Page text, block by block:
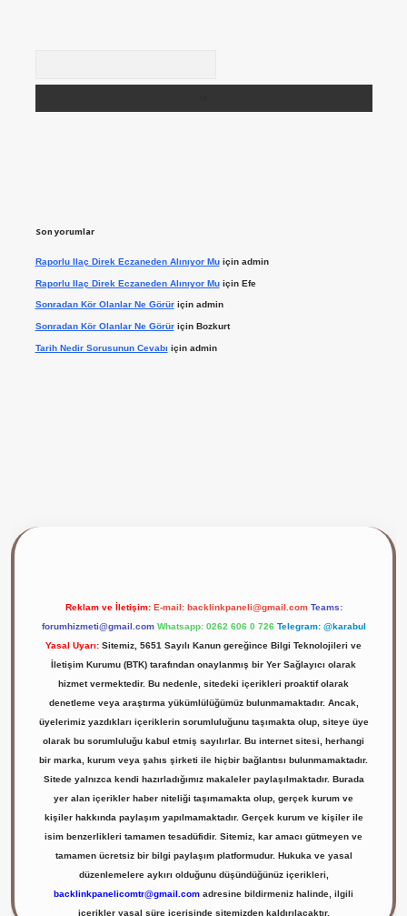
Son yorumlar
Raporlu Ilaç Direk Eczaneden Alınıyor Muiçin admin
Raporlu Ilaç Direk Eczaneden Alınıyor Muiçin Efe
Sonradan Kör Olanlar Ne Görüriçin admin
Sonradan Kör Olanlar Ne Görüriçin Bozkurt
Tarih Nedir Sorusunun Cevabı için admin
Reklam ve İletişim: E-mail: backlinkpaneli@gmail.com Teams:
forumhizmeti@gmail.com Whatsapp: 0262 606 0 726 Telegram: @karabul
Yasal Uyarı: Sitemiz, 5651 Sayılı Kanun gereğince Bilgi Teknolojileri ve
İletişim Kurumu (BTK) tarafından onaylanmış bir Yer Sağlayıcı olarak
hizmet vermektedir. Bu nedenle, sitedeki içerikleri proaktif olarak
denetleme veya araştırma yükümlülüğümüz bulunmamaktadır. Ancak,
üyelerimiz yazdıkları içeriklerin sorumluluğunu taşımakta olup, siteye üye
olarak bu sorumluluğu kabul etmiş sayılırlar. Bu internet sitesi, herhangi
bir marka, kurum veya şahıs şirketi ile hiçbir bağlantısı bulunmamaktadır.
Sitede yalnızca kendi hazırladığımız makaleler paylaşılmaktadır. Burada
yer alan içerikler haber niteliği taşımamakta olup, gerçek kurum ve
kişiler hakkında paylaşım yapılmamaktadır. Gerçek kurum ve kişiler ile
isim benzerlikleri tamamen tesadüfidir. Sitemiz, kar amacı gütmeyen ve
tamamen ücretsiz bir bilgi paylaşım platformudur. Hukuka ve yasal
düzenlemelere aykırı olduğunu düşündüğünüz içerikleri,
backlinkpanelicomtr@gmail.com adresine bildirmeniz halinde, ilgili
içerikler yasal süre içerisinde sitemizden kaldırılacaktır.